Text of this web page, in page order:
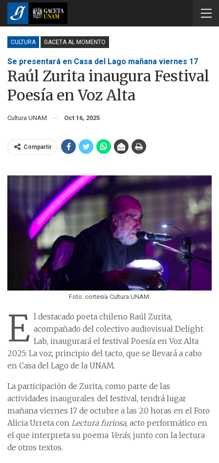
CULTURA GACETA AL MOMENTO
Se presentará en Casa del Lago mañana viernes 17
Raúl Zurita inaugura Festival
Poesía en Voz Alta
Cultura UNAM Oct 16, 2025
Compartir
Foto: cortesía Cultura UNAM.
E l destacado poeta chileno Raúl Zurita,
acompañado del colectivo audiovisual Delight
Lab, inaugurará el festival Poesía en Voz Alta
2025: La voz, principio del tacto, que se llevará a cabo
en Casa del Lago de la UNAM.
La participación de Zurita, como parte de las
actividades inaugurales del festival, tendrá lugar
mañana viernes 17 de octubre a las 20 horas en el Foro
Alicia Urreta con Lectura furiosa, acto performático en
el que interpreta su poema Verás, junto con la lectura
de otros textos.